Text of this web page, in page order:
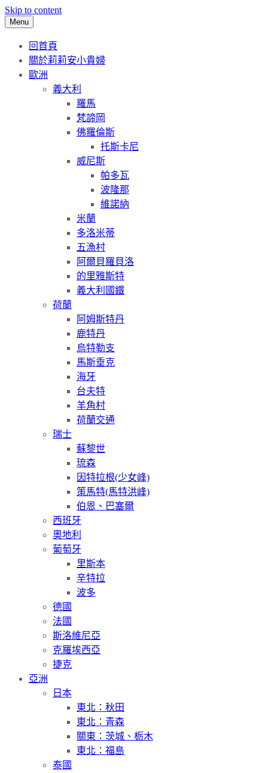
Skip to content
Menu
回首頁
關於莉莉安小貴婦
歐洲
義大利
羅馬
梵諦岡
佛羅倫斯
托斯卡尼
威尼斯
帕多瓦
波隆那
維諾納
米蘭
多洛米蒂
五漁村
阿爾貝羅貝洛
的里雅斯特
義大利國鐵
荷蘭
阿姆斯特丹
鹿特丹
烏特勒支
馬斯垂克
海牙
台夫特
羊角村
荷蘭交通
瑞士
蘇黎世
琉森
因特拉根(少女峰)
策馬特(馬特洪峰)
伯恩、巴塞爾
西班牙
奧地利
葡萄牙
里斯本
辛特拉
波多
德國
法國
斯洛維尼亞
克羅埃西亞
捷克
亞洲
日本
東北：秋田
東北：青森
關東：茨城、栃木
東北：福島
泰國